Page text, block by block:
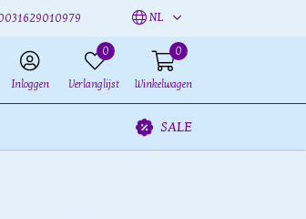
NL
Inloggen
0
Verlanglijst
0
Winkelwagen
SALE